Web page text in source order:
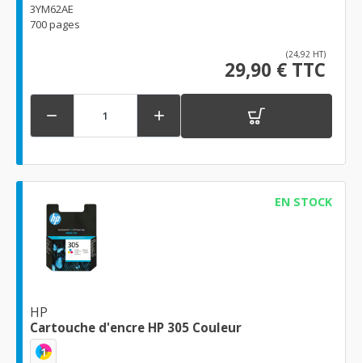
3YM62AE
700 pages
(24,92 HT)
29,90 € TTC
 
EN STOCK
HP
Cartouche d'encre HP 305 Couleur
1